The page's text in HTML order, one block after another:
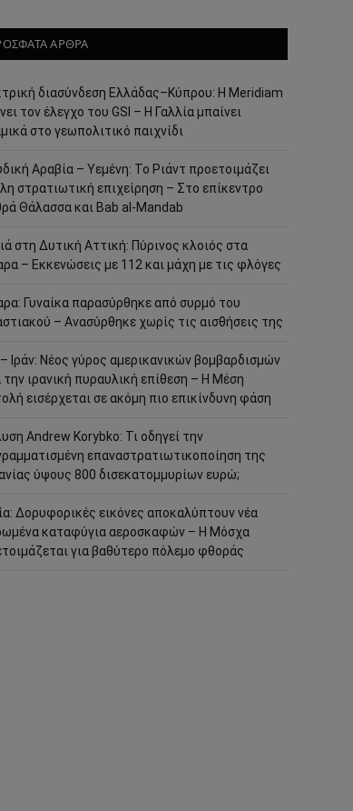
ΑΡΘΡΑ
διασύνδεση Ελλάδας–Κύπρου: Η Meridiam
τον έλεγχο του GSI – Η Γαλλία μπαίνει
στο γεωπολιτικό παιχνίδι
Αραβία – Υεμένη: Το Ριάντ προετοιμάζει
στρατιωτική επιχείρηση – Στο επίκεντρο
Θάλασσα και Bab al-Mandab
στη Δυτική Αττική: Πύρινος κλοιός στα
– Εκκενώσεις με 112 και μάχη με τις φλόγες
Γυναίκα παρασύρθηκε από συρμό του
– Ανασύρθηκε χωρίς τις αισθήσεις της
Ιράν: Νέος γύρος αμερικανικών βομβαρδισμών
την ιρανική πυραυλική επίθεση – Η Μέση
εισέρχεται σε ακόμη πιο επικίνδυνη φάση
Andrew Korybko: Τι οδηγεί την
επαναστρατιωτικοποίηση της
ύψους 800 δισεκατομμυρίων ευρώ;
Δορυφορικές εικόνες αποκαλύπτουν νέα
καταφύγια αεροσκαφών – Η Μόσχα
για βαθύτερο πόλεμο φθοράς